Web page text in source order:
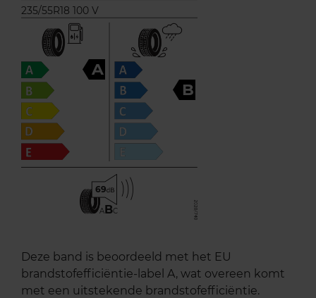
235/55R18 100 V
A
B
69
ABC
Deze band is beoordeeld met het EU
brandstofefficiëntie-label A, wat overeen komt
met een uitstekende brandstofefficiëntie.